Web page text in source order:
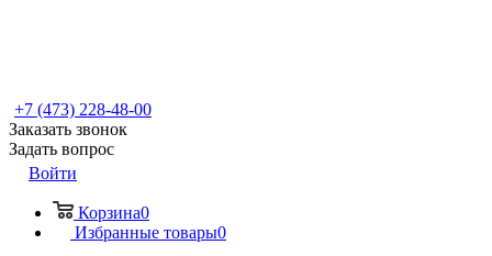
+7 (473) 228-48-00
Заказать звонок
Задать вопрос
Войти
Корзина0
Избранные товары0